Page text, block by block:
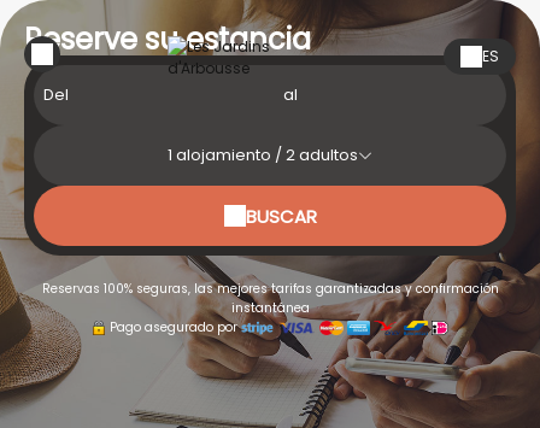
ES
Reserve su estancia
Del al
1 alojamiento /2adultos
BUSCAR
Reservas 100% seguras, las mejores tarifas garantizadas y confirmación
instantánea
Pago asegurado por